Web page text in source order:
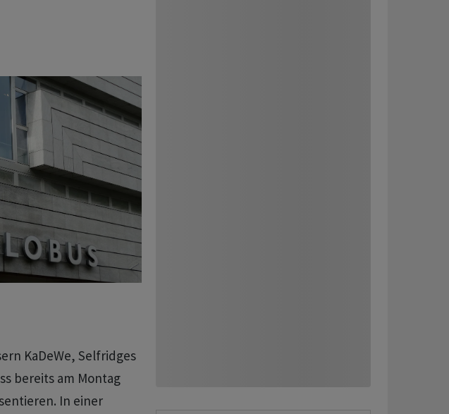
KaDeWe, Selfridges
bereits am Montag
In einer